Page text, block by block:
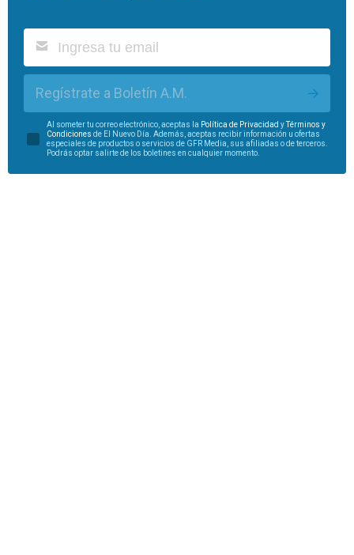
Regístrate a Boletín A.M.
Al someter tu correo electrónico, aceptas la Política de Privacidad yTérminos y
Condiciones de El Nuevo Día. Además, aceptas recibir información u ofertas
especiales de productos o servicios de GFR Media, sus afiliadas o de terceros.
Podrás optar salirte de los boletines en cualquier momento.